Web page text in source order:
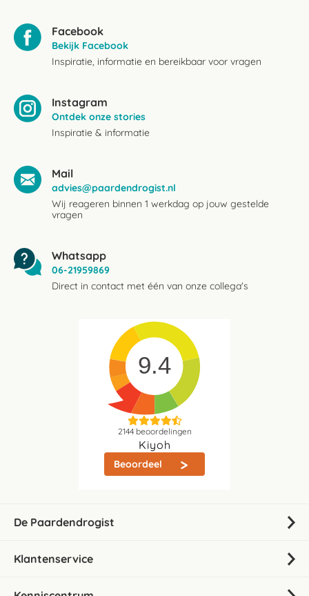
Facebook
Bekijk Facebook
Inspiratie, informatie en bereikbaar voor vragen
Instagram
Ontdek onze stories
Inspiratie & informatie
Mail
advies@paardendrogist.nl
Wij reageren binnen 1 werkdag op jouw gestelde
vragen
Whatsapp
06-21959869
Direct in contact met één van onze collega's
9.4
2144beoordelingen
Kiyoh
Beoordeel
De Paardendrogist
Klantenservice